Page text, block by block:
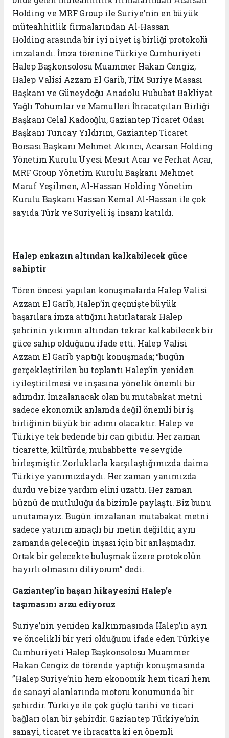
Holding ve MRF Group ile Suriye’nin en büyük
müteahhitlik firmalarından Al-Hassan
Holding arasında bir iyi niyet iş birliği protokolü
imzalandı. İmza törenine Türkiye Cumhuriyeti
Halep Başkonsolosu Muammer Hakan Cengiz,
Halep Valisi Azzam El Garib, TİM Suriye Masası
Başkanı ve Güneydoğu Anadolu Hububat Bakliyat
Yağlı Tohumlar ve Mamulleri İhracatçıları Birliği
Başkanı Celal Kadooğlu, Gaziantep Ticaret Odası
Başkanı Tuncay Yıldırım, Gaziantep Ticaret
Borsası Başkanı Mehmet Akıncı, Acarsan Holding
Yönetim Kurulu Üyesi Mesut Acar ve Ferhat Acar,
MRF Group Yönetim Kurulu Başkanı Mehmet
Maruf Yeşilmen, Al-Hassan Holding Yönetim
Kurulu Başkanı Hassan Kemal Al-Hassan ile çok
sayıda Türk ve Suriyeli iş insanı katıldı.
Halep enkazın altından kalkabilecek güce
sahiptir
Tören öncesi yapılan konuşmalarda Halep Valisi
Azzam El Garib, Halep’in geçmişte büyük
başarılara imza attığını hatırlatarak Halep
şehrinin yıkımın altından tekrar kalkabilecek bir
güce sahip olduğunu ifade etti. Halep Valisi
Azzam El Garib yaptığı konuşmada; “bugün
gerçekleştirilen bu toplantı Halep’in yeniden
iyileştirilmesi ve inşasına yönelik önemli bir
adımdır. İmzalanacak olan bu mutabakat metni
sadece ekonomik anlamda değil önemli bir iş
birliğinin büyük bir adımı olacaktır. Halep ve
Türkiye tek bedende bir can gibidir. Her zaman
ticarette, kültürde, muhabbette ve sevgide
birleşmiştir. Zorluklarla karşılaştığımızda daima
Türkiye yanımızdaydı. Her zaman yanımızda
durdu ve bize yardım elini uzattı. Her zaman
hüznü de mutluluğu da bizimle paylaştı. Biz bunu
unutamayız. Bugün imzalanan mutabakat metni
sadece yatırım amaçlı bir metin değildir, aynı
zamanda geleceğin inşası için bir anlaşmadır.
Ortak bir gelecekte buluşmak üzere protokolün
hayırlı olmasını diliyorum” dedi.
Gaziantep’in başarı hikayesini Halep’e
taşımasını arzu ediyoruz
Suriye’nin yeniden kalkınmasında Halep’in ayrı
ve öncelikli bir yeri olduğunu ifade eden Türkiye
Cumhuriyeti Halep Başkonsolosu Muammer
Hakan Cengiz de törende yaptığı konuşmasında
”Halep Suriye’nin hem ekonomik hem ticari hem
de sanayi alanlarında motoru konumunda bir
şehirdir. Türkiye ile çok güçlü tarihi ve ticari
bağları olan bir şehirdir. Gaziantep Türkiye’nin
sanayi, ticaret ve ihracatta ki en önemli